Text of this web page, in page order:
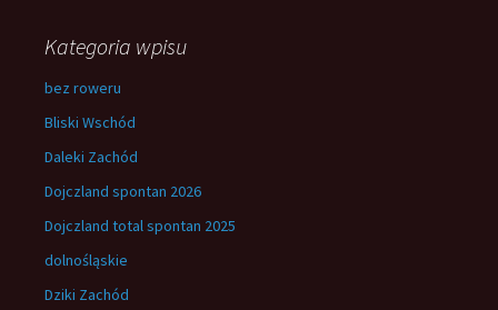
Kategoria wpisu
bez roweru
Bliski Wschód
Daleki Zachód
Dojczland spontan 2026
Dojczland total spontan 2025
dolnośląskie
Dziki Zachód